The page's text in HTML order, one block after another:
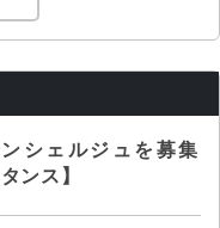
シェルジュを募集
ンス】